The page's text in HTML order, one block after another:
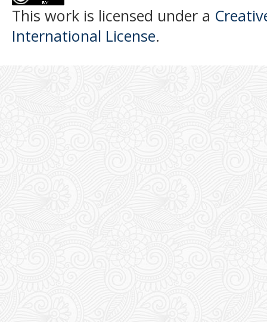
This work is licensed under a
International License.